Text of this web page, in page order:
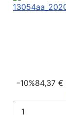
-10%84,37 €